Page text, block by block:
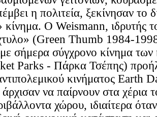
η πολιτεία, ξεκίνησαν το
κίνημα. Ο Weismann, ιδρυτής
(Green Thumb 1984-
σήμερα σύγχρονο κίνημα των
Parks - Πάρκα Τσέπης)
κινήματος Earth
να παίρνουν στα χέρια
χώρου, ιδιαίτερα